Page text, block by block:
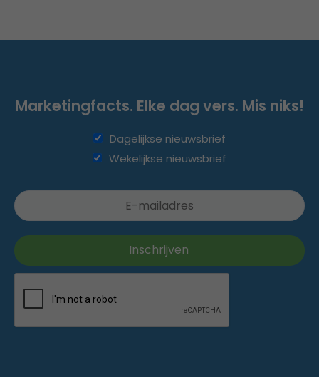
Marketingfacts. Elke dag vers. Mis niks!
Dagelijkse nieuwsbrief
Wekelijkse nieuwsbrief